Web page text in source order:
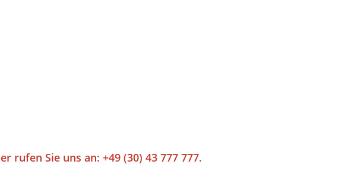
rufen Sie uns an: +49 (30) 43 777 777.